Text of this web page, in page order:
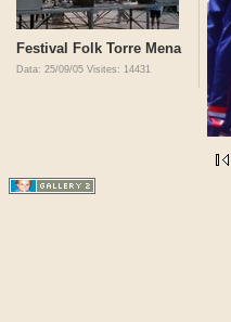
Festival Folk Torre Mena
Data: 25/09/05 Visites: 14431